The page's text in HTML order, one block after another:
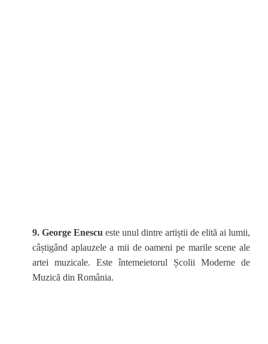
9. George Enescu este unul dintre artiștii de elită ai lumii,
câștigând aplauzele a mii de oameni pe marile scene ale
artei muzicale. Este întemeietorul Școlii Moderne de
Muzică din România.